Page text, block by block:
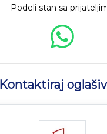
Podeli stan sa
Kontaktiraj